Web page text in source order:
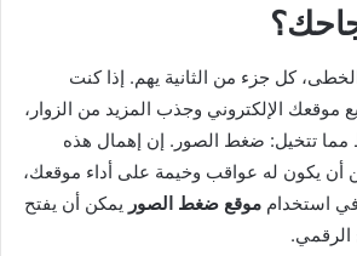
كل جزء من الثانية يهم. إذا كنت
موقعك الإلكتروني وجذب المزيد من الزوار،
مما تتخيل: ضغط الصور. إن إهمال هذه
أن يكون له عواقب وخيمة على أداء موقعك،
في استخدام موقع ضغط الصور يمكن أن يفتح
الرقمي.